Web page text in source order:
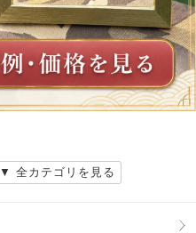
▼ 全カテゴリを見る